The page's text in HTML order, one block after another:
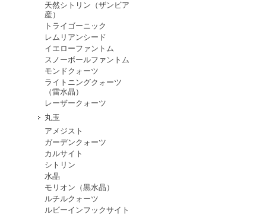
天然シトリン（ザンビア
産）
トライゴーニック
レムリアンシード
イエローファントム
スノーボールファントム
モンドクォーツ
ライトニングクォーツ
（雷水晶）
レーザークォーツ
丸玉
アメジスト
ガーデンクォーツ
カルサイト
シトリン
水晶
モリオン（黒水晶）
ルチルクォーツ
ルビーインフックサイト